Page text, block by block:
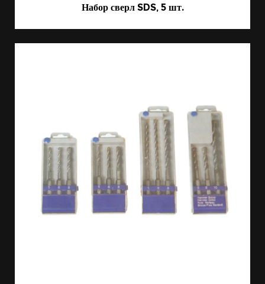
Набор сверл SDS, 5 шт.